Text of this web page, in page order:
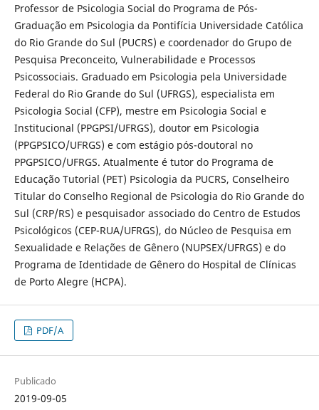
Professor de Psicologia Social do Programa de Pós-
Graduação em Psicologia da Pontifícia Universidade Católica
do Rio Grande do Sul (PUCRS) e coordenador do Grupo de
Pesquisa Preconceito, Vulnerabilidade e Processos
Psicossociais. Graduado em Psicologia pela Universidade
Federal do Rio Grande do Sul (UFRGS), especialista em
Psicologia Social (CFP), mestre em Psicologia Social e
Institucional (PPGPSI/UFRGS), doutor em Psicologia
(PPGPSICO/UFRGS) e com estágio pós-doutoral no
PPGPSICO/UFRGS. Atualmente é tutor do Programa de
Educação Tutorial (PET) Psicologia da PUCRS, Conselheiro
Titular do Conselho Regional de Psicologia do Rio Grande do
Sul (CRP/RS) e pesquisador associado do Centro de Estudos
Psicológicos (CEP-RUA/UFRGS), do Núcleo de Pesquisa em
Sexualidade e Relações de Gênero (NUPSEX/UFRGS) e do
Programa de Identidade de Gênero do Hospital de Clínicas
de Porto Alegre (HCPA).
PDF/A
Publicado
2019-09-05